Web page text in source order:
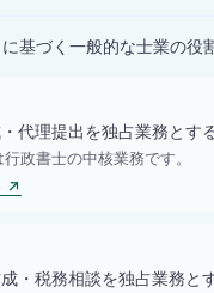
に基づく一般的な士業の
代理提出を独占業務とす
政書士の中核業務です。
↗
・税務相談を独占業務と